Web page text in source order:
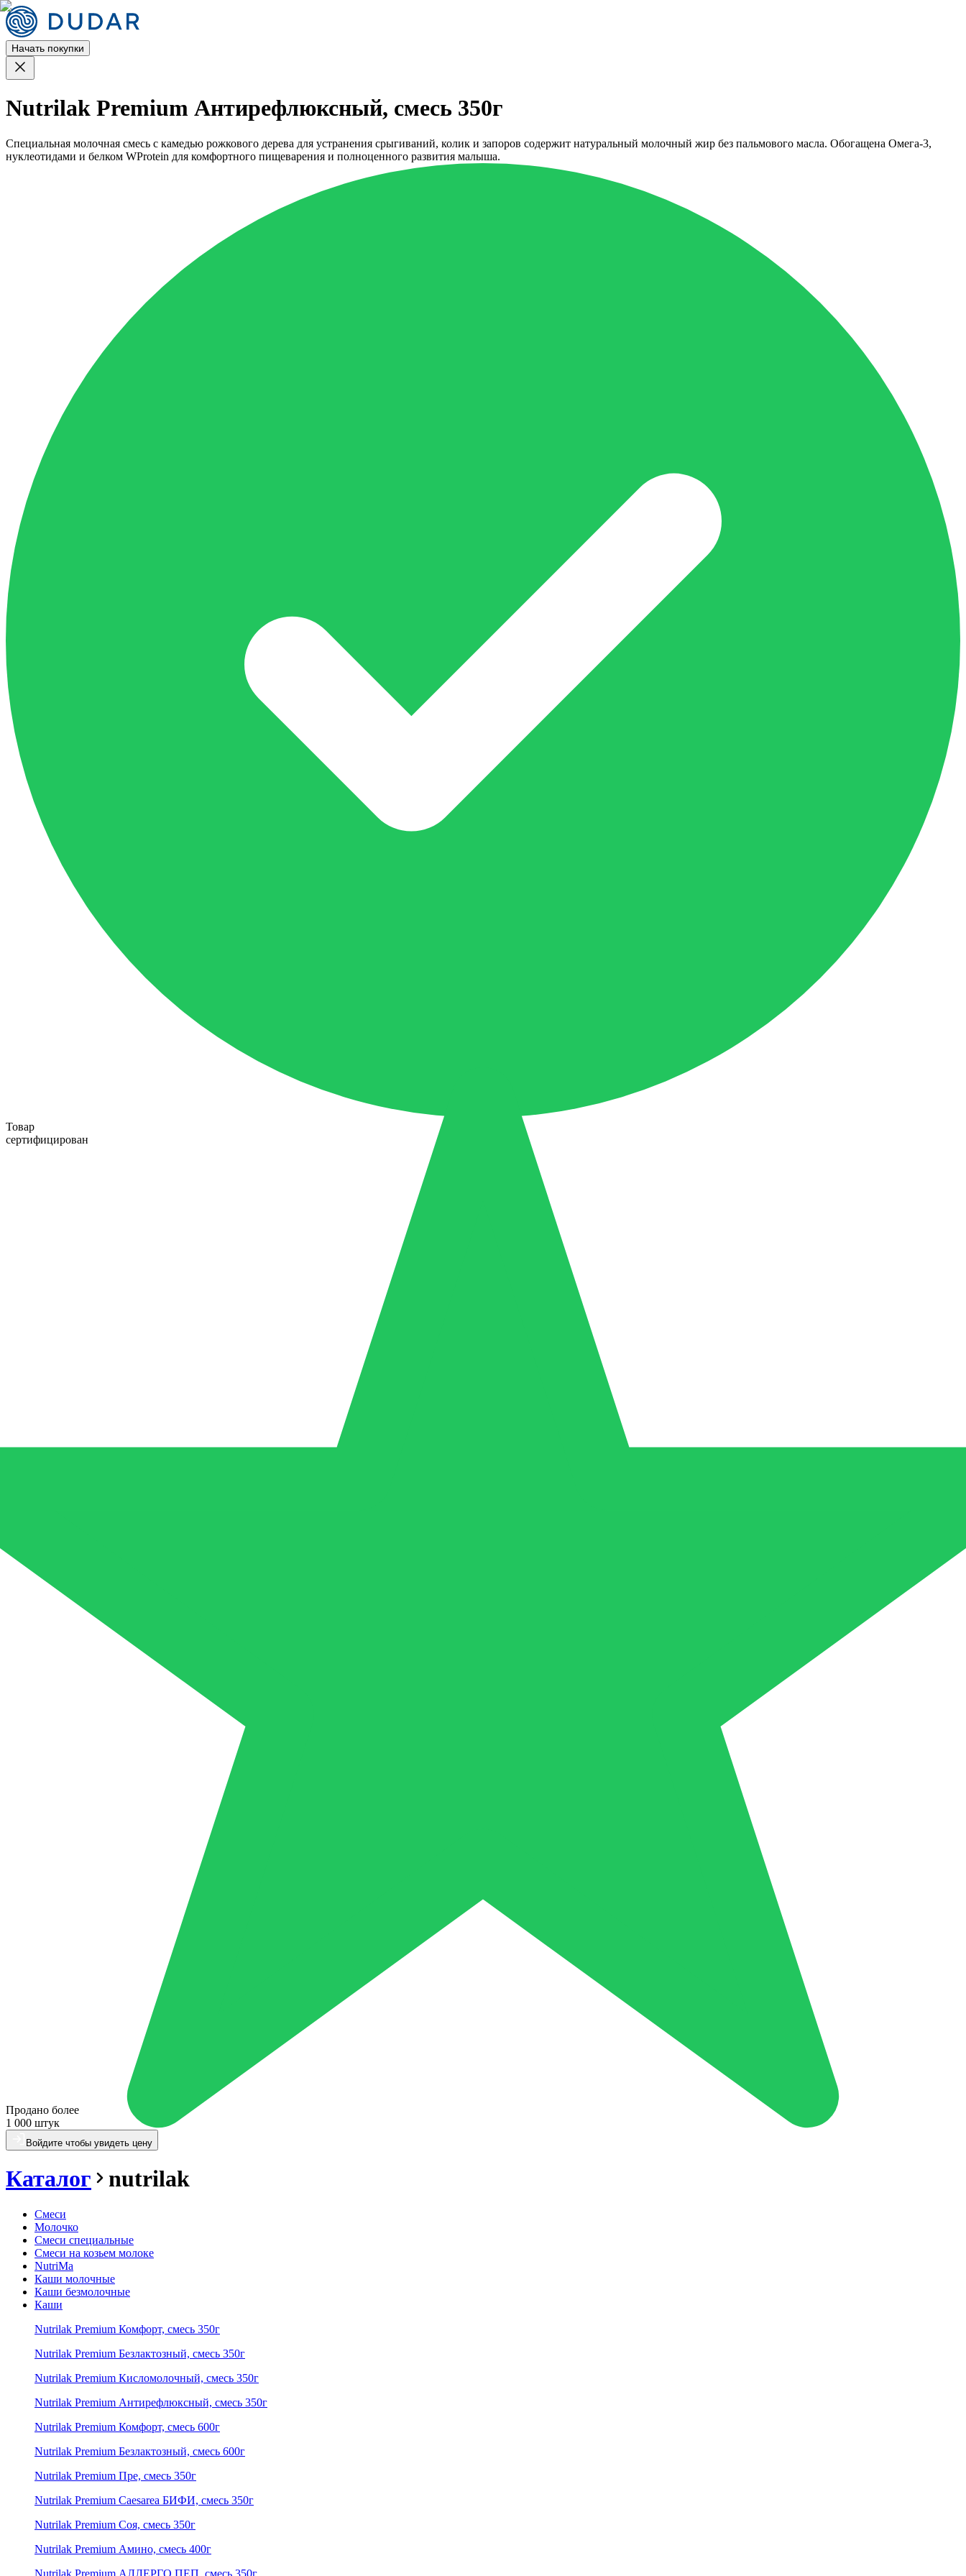
Начать покупки
Nutrilak Premium Антирефлюксный, смесь 350г
Специальная молочная смесь с камедью рожкового дерева для устранения срыгиваний, колик и запоров содержит натуральный молочный жир без пальмового масла. Обогащена Омега-3,
нуклеотидами и белком WProtein для комфортного пищеварения и полноценного развития малыша.
Товар
сертифицирован
Продано более
1 000 штук
Войдите чтобы увидеть цену
Каталог nutrilak
Смеси
Молочко
Смеси специальные
Смеси на козьем молоке
NutriMa
Каши молочные
Каши безмолочные
Каши
Nutrilak Premium Комфорт, смесь 350г
Nutrilak Premium Безлактозный, смесь 350г
Nutrilak Premium Кисломолочный, смесь 350г
Nutrilak Premium Антирефлюксный, смесь 350г
Nutrilak Premium Комфорт, смесь 600г
Nutrilak Premium Безлактозный, смесь 600г
Nutrilak Premium Пре, смесь 350г
Nutrilak Premium Caesarea БИФИ, смесь 350г
Nutrilak Premium Соя, смесь 350г
Nutrilak Premium Амино, смесь 400г
Nutrilak Premium АЛЛЕРГО ПЕП, смесь 350г